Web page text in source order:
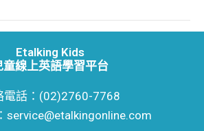
Etalking Kids
童線上英語學習平台
電話：(02)2760-7768
service@etalkingonline.com